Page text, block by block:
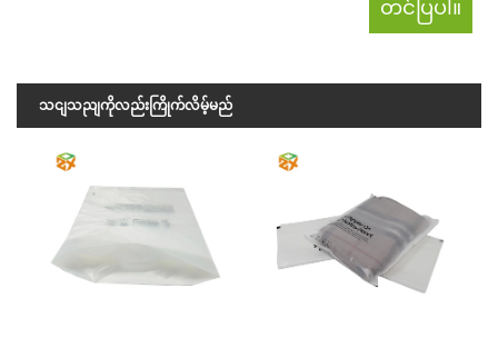
သငျသညျကိုလည်းကြိုက်လိမ့်မည်